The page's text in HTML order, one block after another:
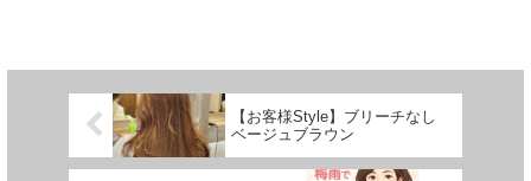
【お客様Style】ブリーチなし
ベージュブラウン